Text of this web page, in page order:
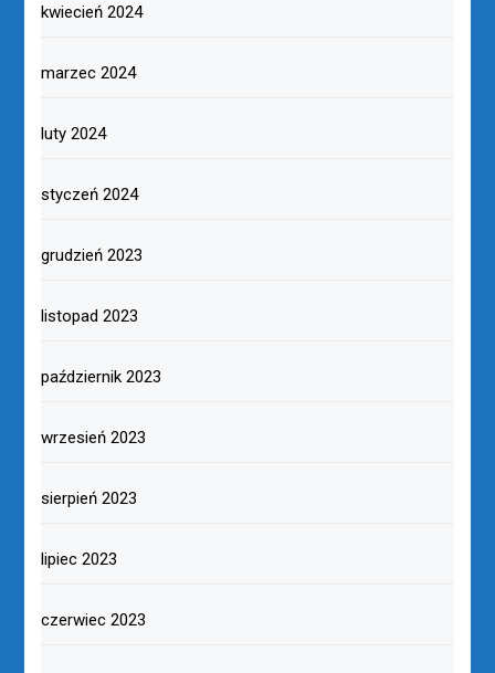
kwiecień 2024
marzec 2024
luty 2024
styczeń 2024
grudzień 2023
listopad 2023
październik 2023
wrzesień 2023
sierpień 2023
lipiec 2023
czerwiec 2023